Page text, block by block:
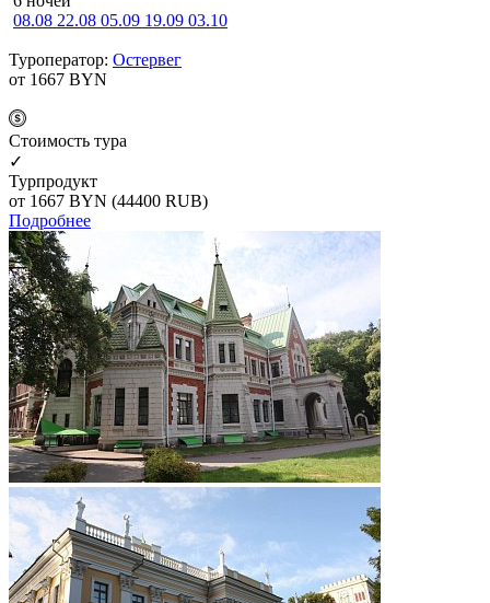
08.08 22.08 05.09 19.09 03.10
Туроператор: Остервег
от 1667 BYN
Cтоимость тура
✓
Турпродукт
от 1667 BYN (44400 RUB)
Подробнее